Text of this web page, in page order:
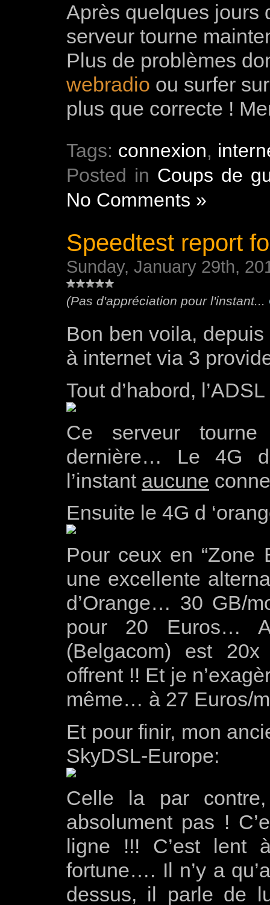
Après quelques jours
serveur tourne
Plus de problèmes
webradio ou surfer
plus que correcte !
Tags: connexion,
Posted in Coups de
No Comments »
Speedtest report
Sunday, January 29th,
(Pas d'appréciation pour l'instant...
Bon ben voila,
à internet via 3
Tout d’habord,
Ce serveur
dernière… Le 4G
l’instant aucune
Ensuite le 4G d
Pour ceux en “Zone
une excellente
d’Orange… 30 GB/
pour 20 Euros…
(Belgacom) est
offrent !! Et je
même… à 27 Euros/
Et pour finir, mon
SkyDSL-Europe:
Celle la par
absolument pas !
ligne !!! C’est lent
fortune…. Il n’y a
dessus, il parle de